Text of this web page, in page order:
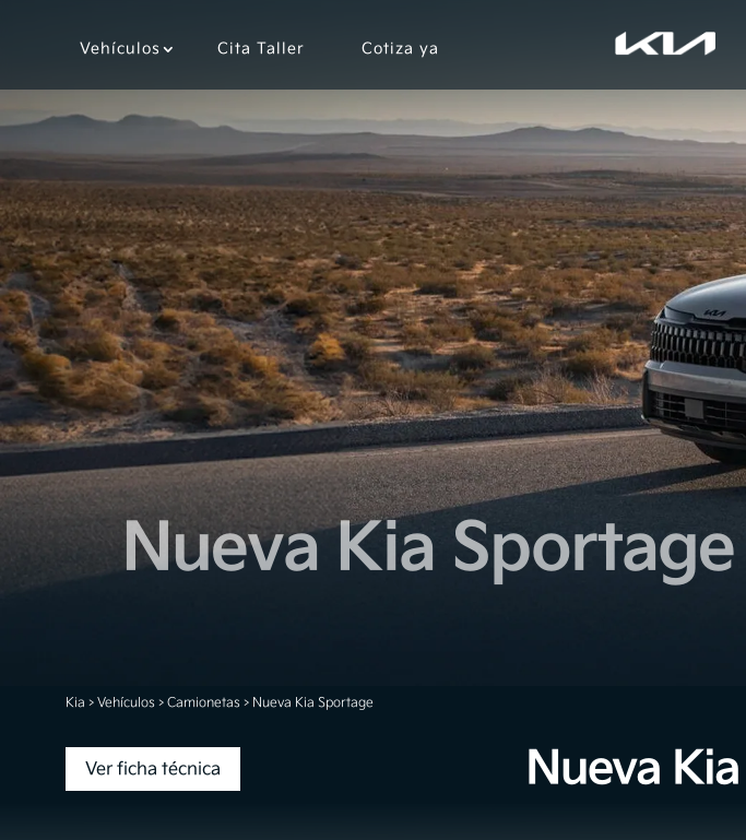
Vehículos Cita Taller Cotiza ya
Nueva Kia Sportage
Kia >Vehículos >Camionetas > Nueva Kia Sportage
Ver ficha técnica Nueva